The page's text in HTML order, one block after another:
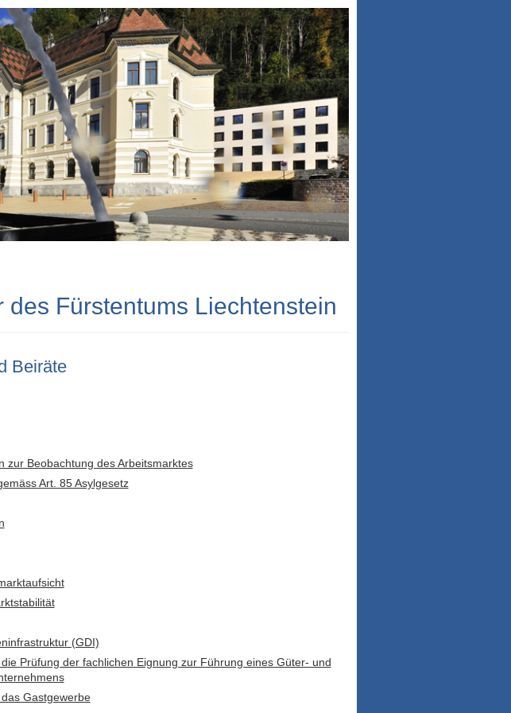
des Fürstentums Liechtenstein
Beiräte
zur Beobachtung des Arbeitsmarktes
Art. 85 Asylgesetz
(GDI)
Prüfung der fachlichen Eignung zur Führung eines Güter- und
Gastgewerbe